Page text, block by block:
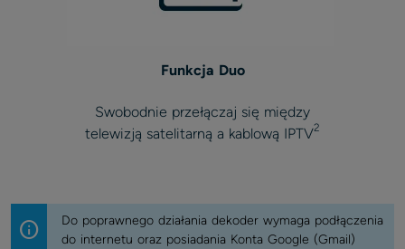
Funkcja Duo
Swobodnie przełączaj się między
telewizją satelitarną a kablową IPTV2
info
Do poprawnego działania dekoder wymaga podłączenia
do internetu oraz posiadania Konta Google (Gmail)